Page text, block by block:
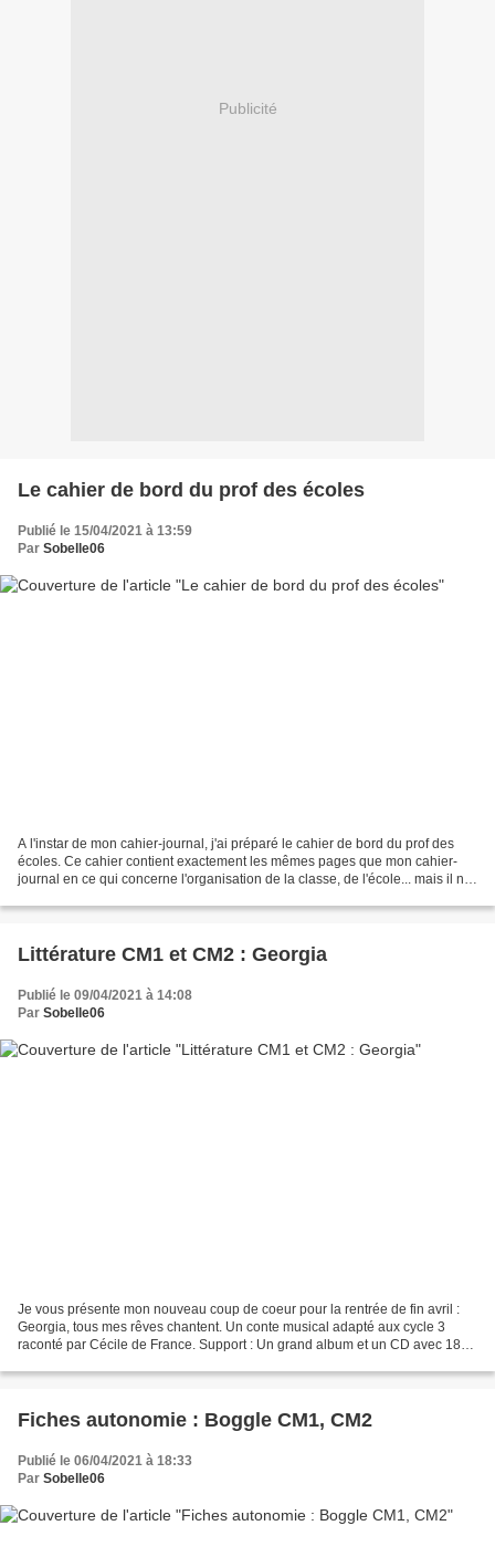
Publicité
Le cahier de bord du prof des écoles
Publié le 15/04/2021 à 13:59
Par Sobelle06
A l'instar de mon cahier-journal, j'ai préparé le cahier de bord du prof des
écoles. Ce cahier contient exactement les mêmes pages que mon cahier-
journal en ce qui concerne l'organisation de la classe, de l'école... mais il n'y
Littérature CM1 et CM2 : Georgia
Publié le 09/04/2021 à 14:08
Par Sobelle06
Je vous présente mon nouveau coup de coeur pour la rentrée de fin avril :
Georgia, tous mes rêves chantent. Un conte musical adapté aux cycle 3
raconté par Cécile de France. Support : Un grand album et un CD avec 18
Fiches autonomie : Boggle CM1, CM2
Publié le 06/04/2021 à 18:33
Par Sobelle06